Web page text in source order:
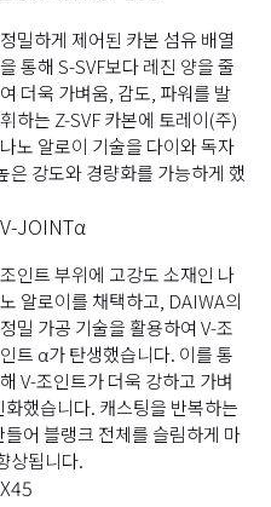
정밀하게 제어된 카본 섬유 배열
을 통해 S-SVF보다 레진 양을 줄
여 더욱 가벼움, 감도, 파워를 발
휘하는 Z-SVF 카본에 토레이(주)
나노 알로이 기술을 다이와 독자
은 강도와 경량화를 가능하게 했
V-JOINTα
조인트 부위에 고강도 소재인 나
노 알로이를 채택하고, DAIWA의
정밀 가공 기술을 활용하여 V-조
인트 α가 탄생했습니다. 이를 통
해 V-조인트가 더욱 강하고 가벼
했습니다. 캐스팅을 반복하는
어 블랭크 전체를 슬림하게 마
상됩니다.
X45